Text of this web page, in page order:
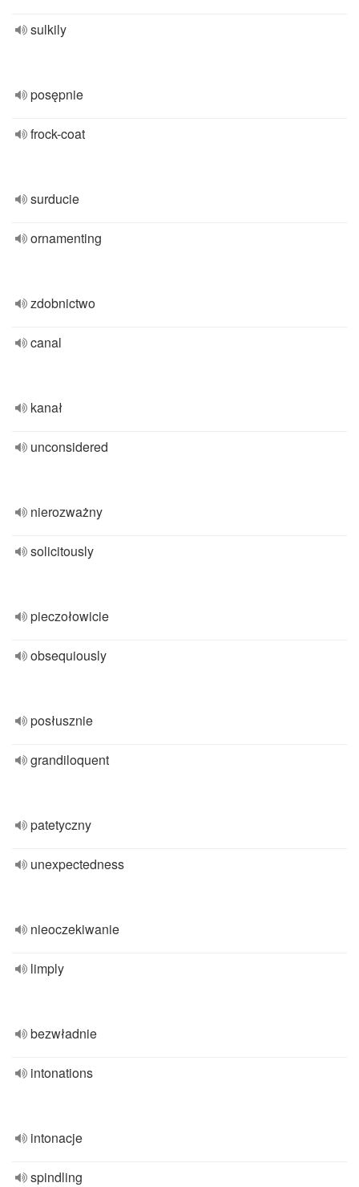
sulkily
posępnie
frock-coat
surducie
ornamenting
zdobnictwo
canal
kanał
unconsidered
nierozważny
solicitously
pieczołowicie
obsequiously
posłusznie
grandiloquent
patetyczny
unexpectedness
nieoczekiwanie
limply
bezwładnie
intonations
intonacje
spindling